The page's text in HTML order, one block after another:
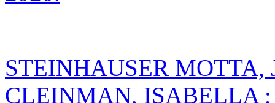
STEINHAUSER MOTTA,
CLEINMAN, ISABELLA